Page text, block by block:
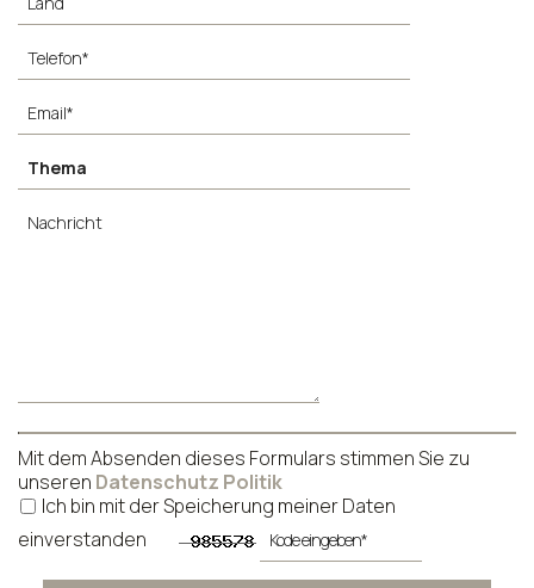
Mit dem Absenden dieses Formulars stimmen Sie zu
unseren Datenschutz Politik
Ich bin mit der Speicherung meiner Daten
einverstanden